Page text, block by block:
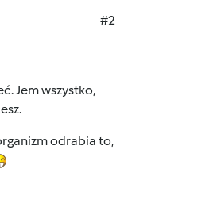
#2
Jem wszystko,
odrabia to,